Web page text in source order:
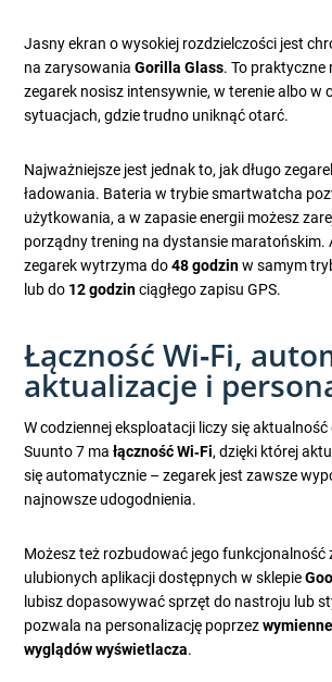
Jasny ekran o wysokiej rozdzielczości jest
na zarysowaniaGorilla Glass. To praktyczne
zegarek nosisz intensywnie, w terenie albo w
sytuacjach, gdzie trudno uniknąć otarć.
Najważniejsze jest jednak to, jak długo
ładowania. Bateria w trybie smartwatcha
użytkowania, a w zapasie energii możesz
porządny trening na dystansie maratońskim.
zegarek wytrzyma do48 godzinw samym
lub do 12 godzinciągłego zapisu GPS.
Łączność Wi‑Fi,
aktualizacje i
W codziennej eksploatacji liczy się
Suunto 7 małączność Wi‑Fi, dzięki której
się automatycznie – zegarek jest zawsze
najnowsze udogodnienia.
Możesz też rozbudować jego funkcjonalność
ulubionych aplikacji dostępnych w sklepie
lubisz dopasowywać sprzęt do nastroju lub
pozwala na personalizację poprzez
wyglądów wyświetlacza.